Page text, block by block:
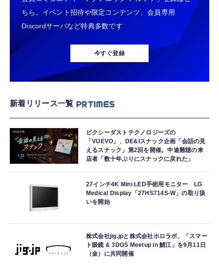
ちら。イベント招待や限定コンテンツ、会員専用
Discordサーバなど特典多数です
今すぐ登録
新着リリース一覧
ピクシーダストテクノロジーズの
「VUEVO」、DE&Iスナック企画「会話の見
えるスナック」第2回を開催。中途難聴の来
店者「数十年ぶりにスナックに戻れた」
27インチ4K Mini LED手術用モニター LG
Medical Display「27HS714S-W」の取り扱
いを開始
株式会社jig.jpと株式会社ホロラボ、「スマー
ト眼鏡 & 3DGS Meetup in 鯖江」を9月11日
（金）に共同開催